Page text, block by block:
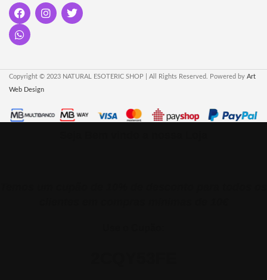
Copyright © 2023 NATURAL ESOTERIC SHOP | All Rights Reserved. Powered by Art
Web Design